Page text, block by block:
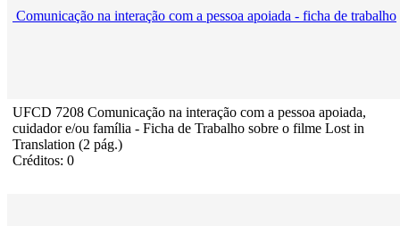
Comunicação na interação com a pessoa apoiada - ficha de trabalho
UFCD 7208 Comunicação na interação com a pessoa apoiada,
cuidador e/ou família - Ficha de Trabalho sobre o filme Lost in
Translation (2 pág.)
Créditos: 0